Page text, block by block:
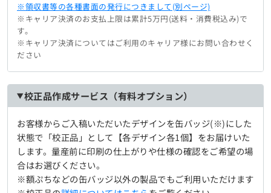
※領収書等の各種書面の発行につきまして(別ページ)
※キャリア決済のお支払上限は累計5万円(送料・消費税込み)で
す。
※キャリア決済についてはご利用のキャリア様にお問い合わせく
ださい
校正品作成サービス（有料オプション）
お客様からご入稿いただいたデザインを缶バッジ(※)にした
状態で「校正品」として【各デザイン各1個】をお届けいた
します。量産前に印刷の仕上がりや仕様の確認をご希望の場
合はお選びください。
※額ぷちなどの缶バッジ以外の製品でもご利用いただけます